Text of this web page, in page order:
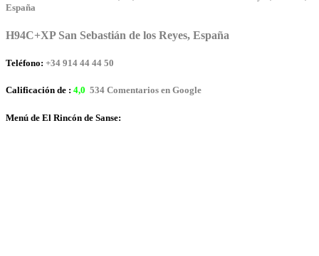
España
H94C+XP San Sebastián de los Reyes, España
Teléfono: +34 914 44 44 50
Calificación de : 4,0 534 Comentarios en Google
Menú de El Rincón de Sanse: